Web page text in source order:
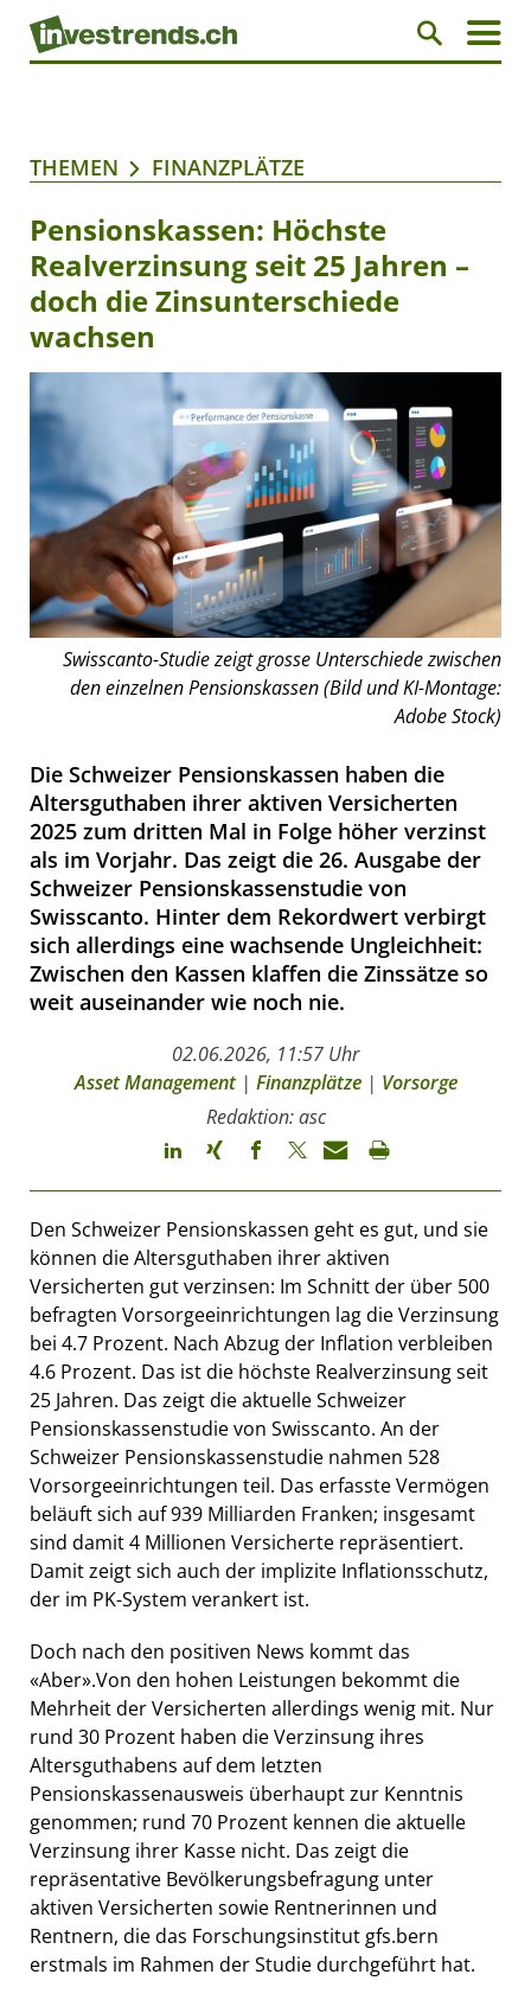
THEMEN FINANZPLÄTZE
Pensionskassen: Höchste
Realverzinsung seit 25 Jahren –
doch die Zinsunterschiede
wachsen
Swisscanto-Studie zeigt grosse Unterschiede zwischen
den einzelnen Pensionskassen (Bild und KI-Montage:
Adobe Stock)
Die Schweizer Pensionskassen haben die
Altersguthaben ihrer aktiven Versicherten
2025 zum dritten Mal in Folge höher verzinst
als im Vorjahr. Das zeigt die 26. Ausgabe der
Schweizer Pensionskassenstudie von
Swisscanto. Hinter dem Rekordwert verbirgt
sich allerdings eine wachsende Ungleichheit:
Zwischen den Kassen klaffen die Zinssätze so
weit auseinander wie noch nie.
02.06.2026, 11:57 Uhr
Asset Management| Finanzplätze| Vorsorge
Redaktion: asc
Den Schweizer Pensionskassen geht es gut, und sie
können die Altersguthaben ihrer aktiven
Versicherten gut verzinsen: Im Schnitt der über 500
befragten Vorsorgeeinrichtungen lag die Verzinsung
bei 4.7 Prozent. Nach Abzug der Inflation verbleiben
4.6 Prozent. Das ist die höchste Realverzinsung seit
25 Jahren. Das zeigt die aktuelle Schweizer
Pensionskassenstudie von Swisscanto. An der
Schweizer Pensionskassenstudie nahmen 528
Vorsorgeeinrichtungen teil. Das erfasste Vermögen
beläuft sich auf 939 Milliarden Franken; insgesamt
sind damit 4 Millionen Versicherte repräsentiert.
Damit zeigt sich auch der implizite Inflationsschutz,
der im PK-System verankert ist.
Doch nach den positiven News kommt das
«Aber».Von den hohen Leistungen bekommt die
Mehrheit der Versicherten allerdings wenig mit. Nur
rund 30 Prozent haben die Verzinsung ihres
Altersguthabens auf dem letzten
Pensionskassenausweis überhaupt zur Kenntnis
genommen; rund 70 Prozent kennen die aktuelle
Verzinsung ihrer Kasse nicht. Das zeigt die
repräsentative Bevölkerungsbefragung unter
aktiven Versicherten sowie Rentnerinnen und
Rentnern, die das Forschungsinstitut gfs.bern
erstmals im Rahmen der Studie durchgeführt hat.